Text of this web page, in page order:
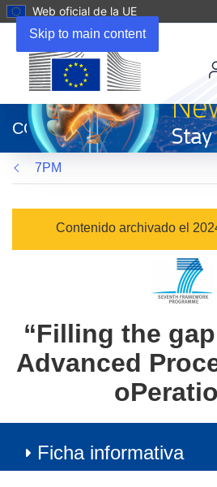
Skip to main content
Web oficial de la UE
abrirá
en
una
nueva
ventana)
CORDIS
7PM
Contenido archivado el
“Filling the
Advanced
Ficha informativa